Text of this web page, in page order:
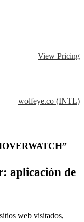
View Pricing
wolfeye.co (INTL)
aplicación de
web visitados,